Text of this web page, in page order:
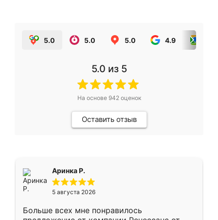
5.0 5.0 5.0 4.9
5.0 из 5
На основе 942оценок
Оставить отзыв
Аринка Р.
5 августа 2026
Больше всех мне понравилось